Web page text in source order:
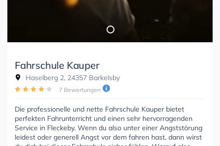
Fahrschule Kauper
Haselberg 2, 24357 Barkelsby
7 Bewertungen
Die professionelle und nette Fahrschule Kauper bietet
perfekten Fahrunterricht und einen sehr hervorragenden
Service in Fleckeby. Wenn du also unter einer Angststörung
leidest oder generell Angst vor dem fahren hast, dann wirst